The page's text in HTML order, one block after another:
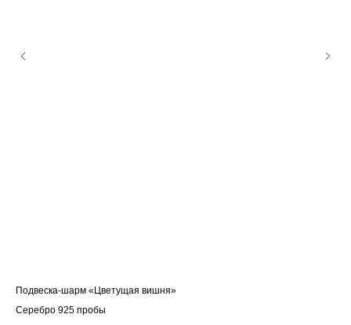
Подвеска-шарм «Цветущая вишня»
Серебро 925 пробы